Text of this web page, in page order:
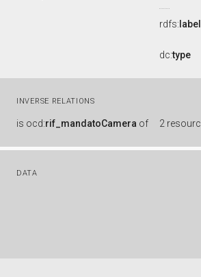
rdfs: label
dc:type
INVERSE RELATIONS
is ocd:rif_mandatoCamera of 2
DATA